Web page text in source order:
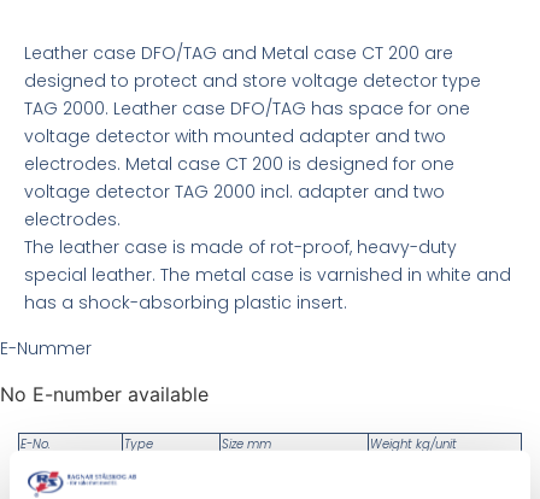
Leather case DFO/TAG and Metal case CT 200 are
designed to protect and store voltage detector type
TAG 2000. Leather case DFO/TAG has space for one
voltage detector with mounted adapter and two
electrodes. Metal case CT 200 is designed for one
voltage detector TAG 2000 incl. adapter and two
electrodes.
The leather case is made of rot-proof, heavy-duty
special leather. The metal case is varnished in white and
has a shock-absorbing plastic insert.
E-Nummer
No E-number available
E-No. Type Size mm
Weight kg/unit
E4209109